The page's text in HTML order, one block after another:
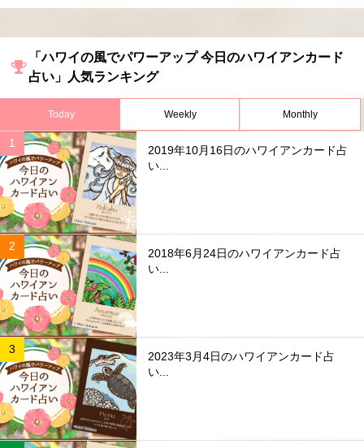
「ハワイの風でパワーアップ 今日のハワイアンカード
占い」人気ランキング
Today Weekly Monthly
2019年10月16日のハワイアンカード占
い...
2018年6月24日のハワイアンカード占
い...
2023年3月4日のハワイアンカード占
い...